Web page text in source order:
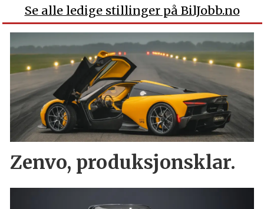
Se alle ledige stillinger på BilJobb.no
Zenvo, produksjonsklar.